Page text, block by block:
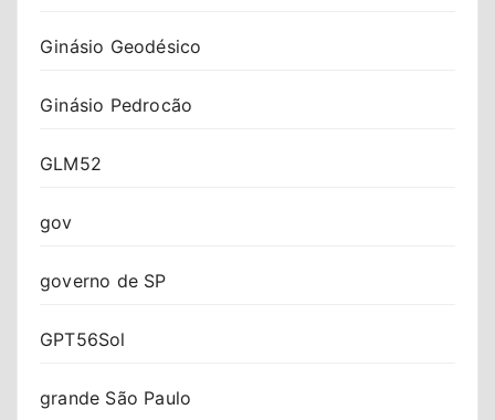
Ginásio Geodésico
Ginásio Pedrocão
GLM52
gov
governo de SP
GPT56Sol
grande São Paulo